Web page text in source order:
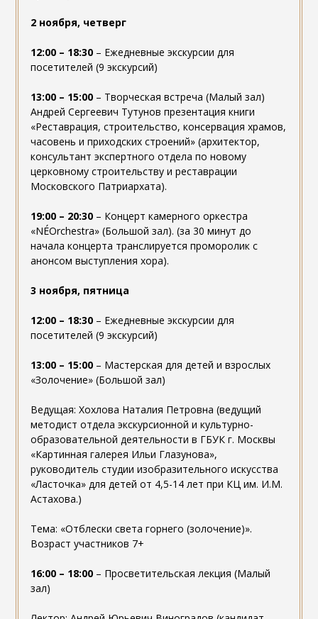
2 ноября, четверг
12:00 – 18:30– Ежедневные экскурсии для
посетителей (9 экскурсий)
13:00 – 15:00– Творческая встреча (Малый зал)
Андрей Сергеевич Тутунов презентация книги
«Реставрация, строительство, консервация храмов,
часовень и приходских строений» (архитектор,
консультант экспертного отдела по новому
церковному строительству и реставрации
Московского Патриархата).
19:00 – 20:30– Концерт камерного оркестра
«NÉOrchestra» (Большой зал). (за 30 минут до
начала концерта транслируется проморолик с
анонсом выступления хора).
3 ноября, пятница
12:00 – 18:30– Ежедневные экскурсии для
посетителей (9 экскурсий)
13:00 – 15:00– Мастерская для детей и взрослых
«Золочение» (Большой зал)
Ведущая: Хохлова Наталия Петровна (ведущий
методист отдела экскурсионной и культурно-
образовательной деятельности в ГБУК г. Москвы
«Картинная галерея Ильи Глазунова»,
руководитель студии изобразительного искусства
«Ласточка» для детей от 4,5-14 лет при КЦ им. И.М.
Астахова.)
Тема: «Отблески света горнего (золочение)».
Возраст участников 7+
16:00 – 18:00– Просветительская лекция (Малый
зал)